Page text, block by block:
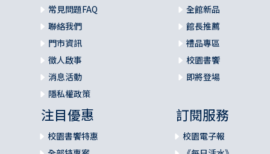
常見問題FAQ
聯絡我們
門市資訊
徵人啟事
消息活動
隱私權政策
全館新品
館長推薦
禮品專區
校園書饗
即將登場
注目優惠
校園書饗特惠
訂閱服務
校園電子報